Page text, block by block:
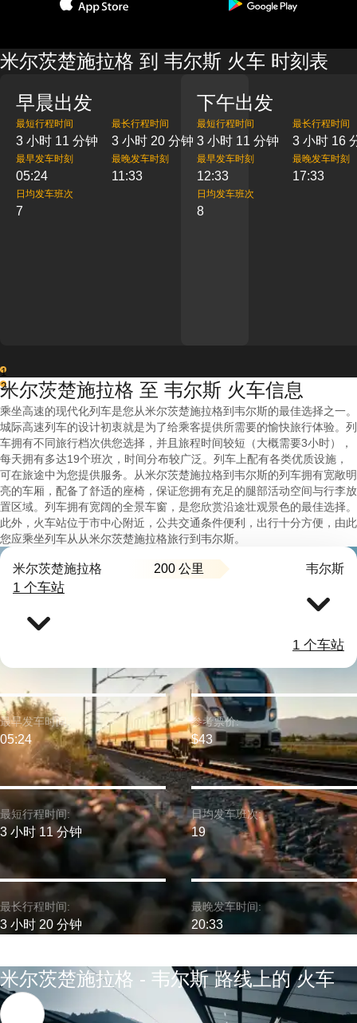
米尔茨楚施拉格 到 韦尔斯 火车 时刻表
早晨出发
最短行程时间
3 小时 11 分钟
最长行程时间
3 小时 20 分钟
最早发车时刻
05:24
最晚发车时刻
11:33
日均发车班次
7
下午出发
最短行程时间
3 小时 11 分钟
最长行程时间
3 小时 16
最早发车时刻
12:33
最晚发车时刻
17:33
日均发车班次
8
1
2
米尔茨楚施拉格 至 韦尔斯 火车信息
乘坐高速的现代化列车是您从米尔茨楚施拉格到韦尔斯的最佳选择之一。
城际高速列车的设计初衷就是为了给乘客提供所需要的愉快旅行体验。列
车拥有不同旅行档次供您选择，并且旅程时间较短（大概需要3小时），
每天拥有多达19个班次，时间分布较广泛。列车上配有各类优质设施，
可在旅途中为您提供服务。从米尔茨楚施拉格到韦尔斯的列车拥有宽敞明
亮的车厢，配备了舒适的座椅，保证您拥有充足的腿部活动空间与行李放
置区域。列车拥有宽阔的全景车窗，是您欣赏沿途壮观景色的最佳选择。
此外，火车站位于市中心附近，公共交通条件便利，出行十分方便，由此
您应乘坐列车从从米尔茨楚施拉格旅行到韦尔斯。
米尔茨楚施拉格 200 公里 韦尔斯
1 个车站
1 个车站
最短行程时间:
3 小时 11 分钟
最早发车时间:
05:24
最长行程时间:
3 小时 20 分钟
参考票价:
$43
日均发车班次:
19
最晚发车时间:
20:33
米尔茨楚施拉格 - 韦尔斯 路线上的 火车